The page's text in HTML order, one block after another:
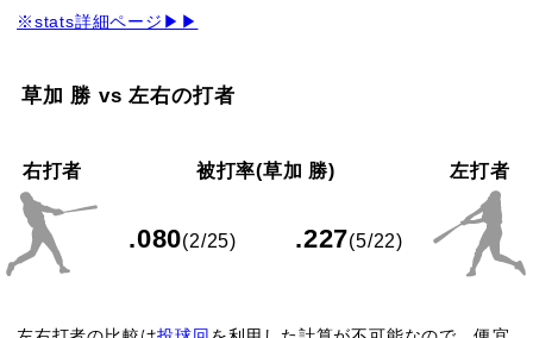
※stats詳細ページ▶▶
草加 勝 vs 左右の打者
右打者 被打率(草加 勝) 左打者
.080(2/25) .227(5/22)